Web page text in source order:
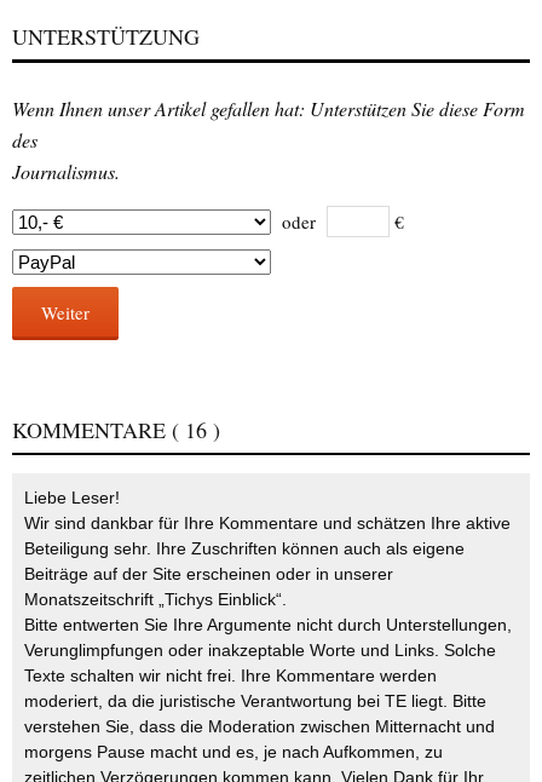
UNTERSTÜTZUNG
Wenn Ihnen unser Artikel gefallen hat: Unterstützen Sie diese Form
des
Journalismus.
oder €
Weiter
KOMMENTARE ( 16 )
Liebe Leser!
Wir sind dankbar für Ihre Kommentare und schätzen Ihre aktive
Beteiligung sehr. Ihre Zuschriften können auch als eigene
Beiträge auf der Site erscheinen oder in unserer
Monatszeitschrift „Tichys Einblick“.
Bitte entwerten Sie Ihre Argumente nicht durch Unterstellungen,
Verunglimpfungen oder inakzeptable Worte und Links. Solche
Texte schalten wir nicht frei. Ihre Kommentare werden
moderiert, da die juristische Verantwortung bei TE liegt. Bitte
verstehen Sie, dass die Moderation zwischen Mitternacht und
morgens Pause macht und es, je nach Aufkommen, zu
zeitlichen Verzögerungen kommen kann. Vielen Dank für Ihr